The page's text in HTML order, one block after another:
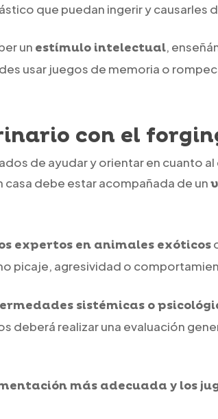
que puedan ingerir y causarles
un estímulo intelectual,
usar juegos de memoria o
con el
de ayudar y orientar en cuanto
casa debe estar acompañada de un
expertos en animales exóticos
picaje, agresividad o
sistémicas o
deberá realizar una evaluación
más adecuada y los